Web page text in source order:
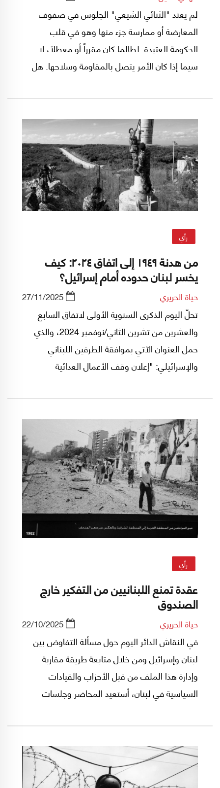
لم يعتد "الثنائي الشيعي" الجلوس في صفوف
المعارضة أو ممارسة جزء منها وهو في قلب
الحكومة العتيدة. لطالما كان مقرراً أو معطلاً، لا
سيما إذا كان الأمر يتصل بالمقاومة وسلاحها. هل
رأي
من هدنة ١٩٤٩ إلى اتفاق ٢٠٢٤: كيف
يخسر لبنان حدوده أمام إسرائيل؟
حياة الحريري 27/11/2025
تحلّ اليوم الذكرى السنوية الأولى لاتفاق السابع
والعشرين من تشرين الثاني/نوفمبر 2024، والذي
حمل العنوان الآتي بموافقة الطرفين اللبناني
والإسرائيلي: "إعلان وقف الأعمال العدائية
وتنفيذ قرار مجلس الأمن التابع للأمم المتحدة رقم
1701".
رأي
عقدة تمنع اللبنانيين من التفكير خارج
الصندوق
حياة الحريري 22/10/2025
في النقاش الدائر اليوم حول مسألة التفاوض بين
لبنان وإسرائيل ومن خلال متابعة طريقة مقاربة
وإدارة هذا الملف من قبل الأحزاب والقيادات
السياسية في لبنان، أستعيد المحاضر وجلسات
تحضيري لأطروحة الدكتوراه منذ سنوات عدة، والتي
كانت تتناول مؤتمرات الحوار في الفترة الممتدة بين
العامين ١٩٧٥ و١٩٨٩ عند توقيع اتفاق الطائف.